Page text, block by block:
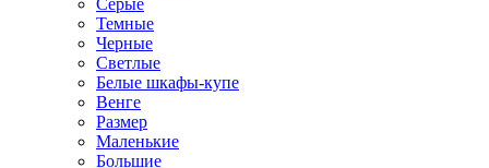
Серые
Темные
Черные
Светлые
Белые шкафы-купе
Венге
Размер
Маленькие
Большие